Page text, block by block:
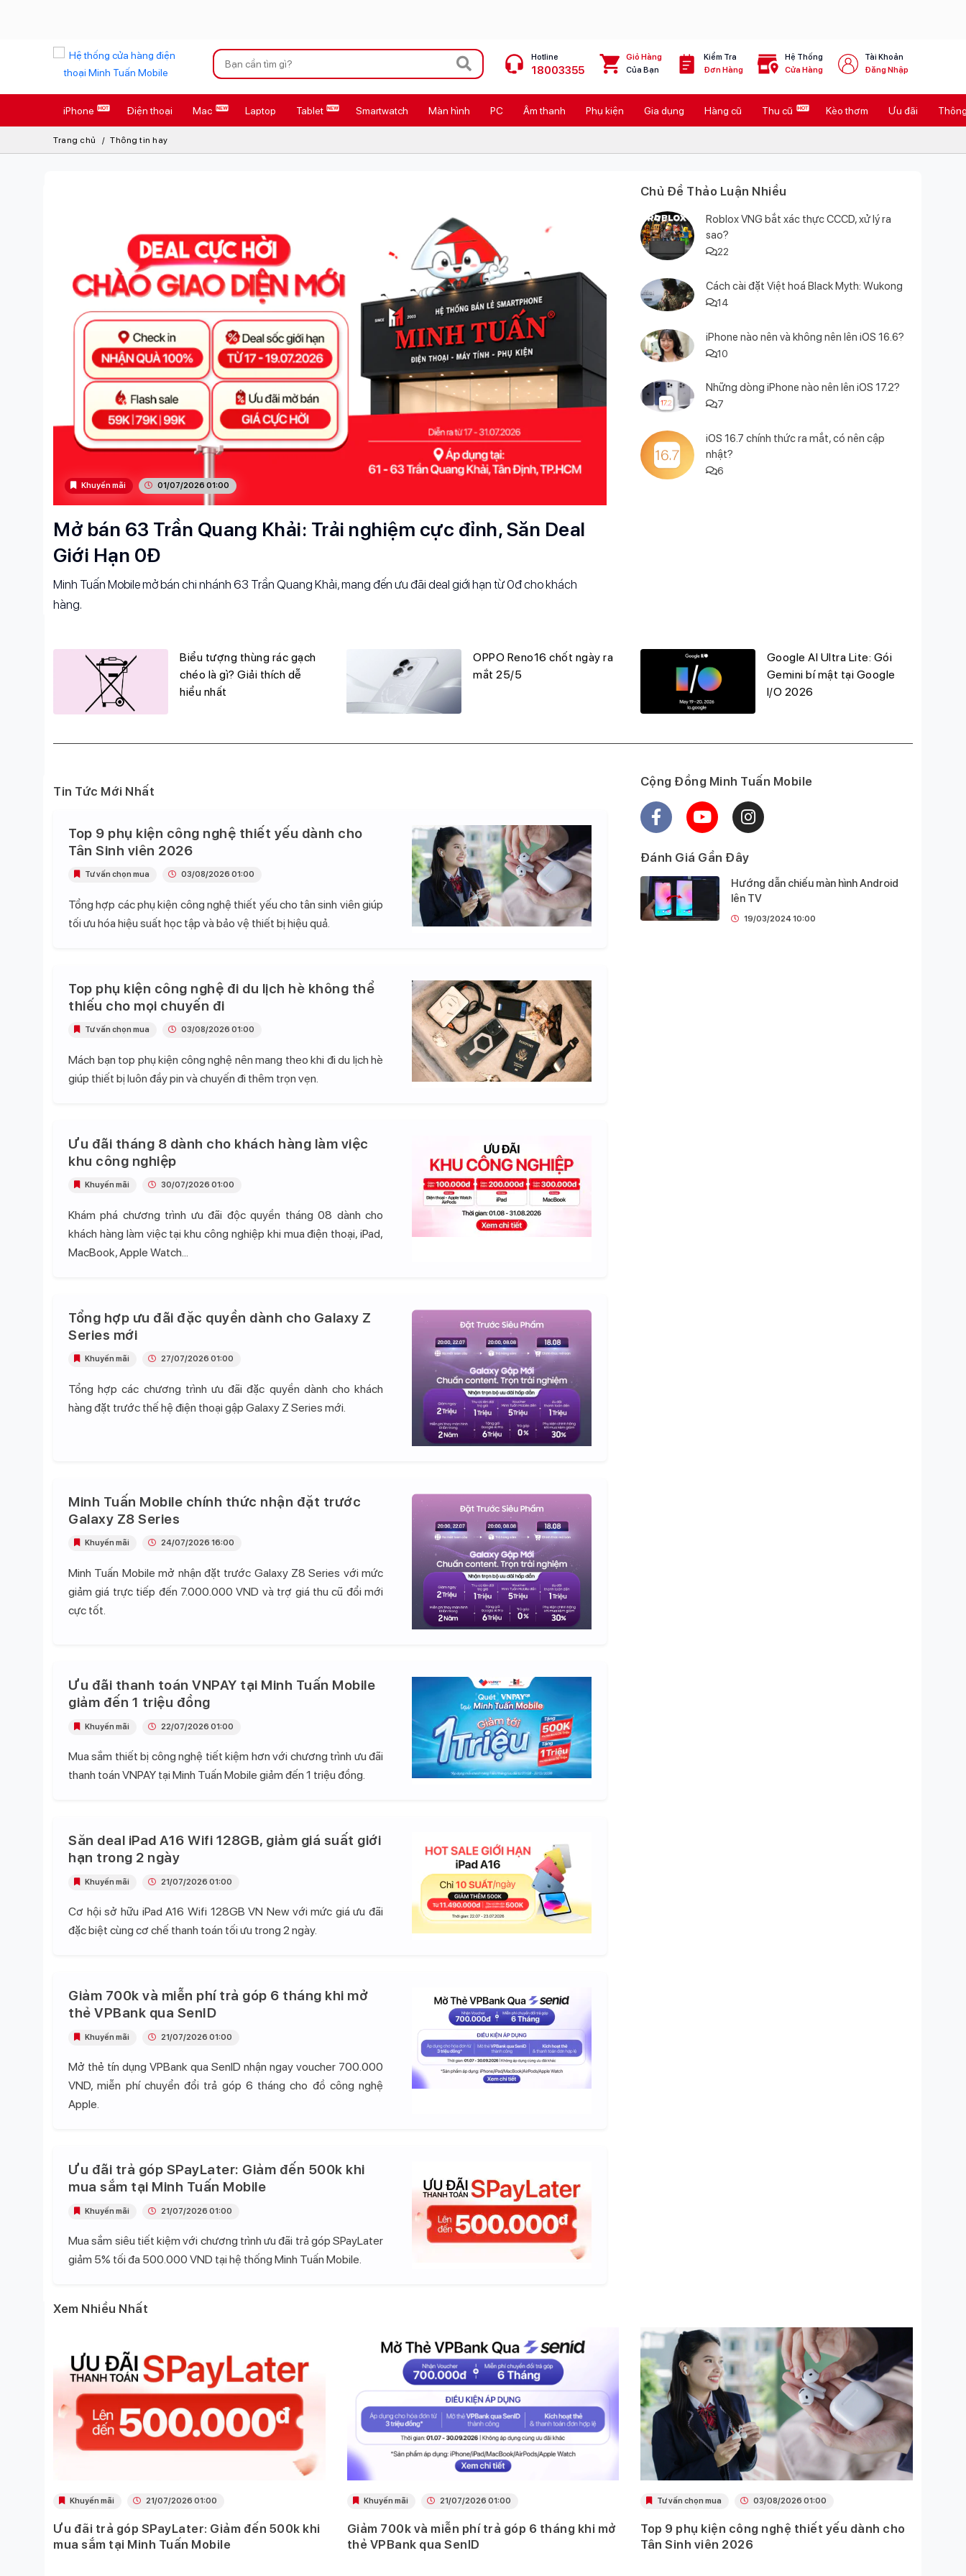
Xu hướng tìm kiếm
iPhone 17 Pro Max
AirTag 2 Mới Galaxy Z8 Series
Osmo Pocket 4 Ốp lưng Apple
Loa Marshall Cốc sạc Apple
Hotline
18003355
Giỏ Hàng
Của Bạn
Kiểm Tra
Đơn Hàng
Hệ Thống
Cửa Hàng
Tài Khoản
Đăng Nhập
iPhone Điện thoại Mac Laptop Tablet Smartwatch Màn hình PC Âm thanh Phụ kiện Gia dụng Hàng cũ Thu cũ Kèo thơm Ưu đãi
Trang chủ Thông tin hay
Khuyến mãi 01/07/2026 01:00
Mở bán 63 Trần Quang Khải: Trải nghiệm cực đỉnh, Săn Deal
Giới Hạn 0Đ
Minh Tuấn Mobile mở bán chi nhánh 63 Trần Quang Khải, mang đến ưu đãi deal giới hạn từ 0đ cho khách
hàng.
Chủ Đề Thảo Luận Nhiều
Roblox VNG bắt xác thực CCCD, xử lý ra
sao?
22
Cách cài đặt Việt hoá Black Myth: Wukong
14
iPhone nào nên và không nên lên iOS 16.6?
10
Những dòng iPhone nào nên lên iOS 17.2?
7
iOS 16.7 chính thức ra mắt, có nên cập
nhật?
6
Biểu tượng thùng rác gạch
chéo là gì? Giải thích dễ
hiểu nhất
OPPO Reno16 chốt ngày ra
mắt 25/5
Google AI Ultra Lite: Gói
Gemini bí mật tại Google
I/O 2026
Tin Tức Mới Nhất
Top 9 phụ kiện công nghệ thiết yếu dành cho
Tân Sinh viên 2026
Tổng hợp các phụ kiện công nghệ thiết yếu cho tân sinh viên giúp
tối ưu hóa hiệu suất học tập và bảo vệ thiết bị hiệu quả.
Tư vấn chọn mua 03/08/2026 01:00
Top phụ kiện công nghệ đi du lịch hè không thể
thiếu cho mọi chuyến đi
Mách bạn top phụ kiện công nghệ nên mang theo khi đi du lịch hè
giúp thiết bị luôn đầy pin và chuyến đi thêm trọn vẹn.
Tư vấn chọn mua 03/08/2026 01:00
Ưu đãi tháng 8 dành cho khách hàng làm việc
khu công nghiệp
Khám phá chương trình ưu đãi độc quyền tháng 08 dành cho
khách hàng làm việc tại khu công nghiệp khi mua điện thoại, iPad,
MacBook, Apple Watch...
Khuyến mãi 30/07/2026 01:00
Tổng hợp ưu đãi đặc quyền dành cho Galaxy Z
Series mới
Tổng hợp các chương trình ưu đãi đặc quyền dành cho khách
hàng đặt trước thế hệ điện thoại gập Galaxy Z Series mới.
Khuyến mãi 27/07/2026 01:00
Minh Tuấn Mobile chính thức nhận đặt trước
Galaxy Z8 Series
Minh Tuấn Mobile mở nhận đặt trước Galaxy Z8 Series với mức
giảm giá trực tiếp đến 7.000.000 VND và trợ giá thu cũ đổi mới
cực tốt.
Khuyến mãi 24/07/2026 16:00
Ưu đãi thanh toán VNPAY tại Minh Tuấn Mobile
giảm đến 1 triệu đồng
Mua sắm thiết bị công nghệ tiết kiệm hơn với chương trình ưu đãi
thanh toán VNPAY tại Minh Tuấn Mobile giảm đến 1 triệu đồng.
Khuyến mãi 22/07/2026 01:00
Săn deal iPad A16 Wifi 128GB, giảm giá suất giới
hạn trong 2 ngày
Cơ hội sở hữu iPad A16 Wifi 128GB VN New với mức giá ưu đãi
đặc biệt cùng cơ chế thanh toán tối ưu trong 2 ngày.
Khuyến mãi 21/07/2026 01:00
Giảm 700k và miễn phí trả góp 6 tháng khi mở
thẻ VPBank qua SenID
Mở thẻ tín dụng VPBank qua SenID nhận ngay voucher 700.000
VND, miễn phí chuyển đổi trả góp 6 tháng cho đồ công nghệ
Apple.
Khuyến mãi 21/07/2026 01:00
Ưu đãi trả góp SPayLater: Giảm đến 500k khi
mua sắm tại Minh Tuấn Mobile
Mua sắm siêu tiết kiệm với chương trình ưu đãi trả góp SPayLater
giảm 5% tối đa 500.000 VND tại hệ thống Minh Tuấn Mobile.
Khuyến mãi 21/07/2026 01:00
Cộng Đồng Minh Tuấn Mobile
Đánh Giá Gần Đây
19/03/2024 10:00
Hướng dẫn chiếu màn hình Android
lên TV
Xem Nhiều Nhất
Khuyến mãi 21/07/2026 01:00
Ưu đãi trả góp SPayLater: Giảm đến 500k khi
mua sắm tại Minh Tuấn Mobile
Khuyến mãi 21/07/2026 01:00
Giảm 700k và miễn phí trả góp 6 tháng khi mở
thẻ VPBank qua SenID
Tư vấn chọn mua 03/08/2026 01:00
Top 9 phụ kiện công nghệ thiết yếu dành cho
Tân Sinh viên 2026